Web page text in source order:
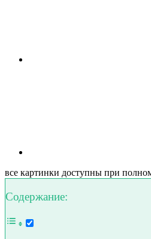
все картинки доступны при
Содержание: